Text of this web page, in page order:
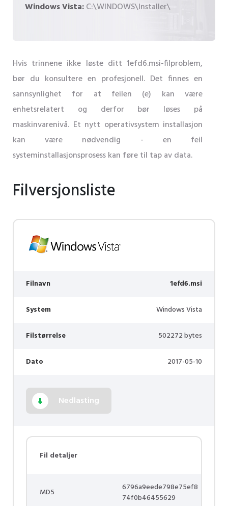
Windows Vista:C:\WINDOWS\Installer\
Hvis trinnene ikke løste ditt 1efd6.msi-filproblem,
bør du konsultere en profesjonell. Det finnes en
sannsynlighet for at feilen (e) kan være
enhetsrelatert og derfor bør løses på
maskinvarenivå. Et nytt operativsystem installasjon
kan være nødvendig - en feil
systeminstallasjonsprosess kan føre til tap av data.
Filversjonsliste
Filnavn 1efd6.msi
System Windows Vista
Filstørrelse 502272 bytes
Dato 2017-05-10
Nedlasting
Fil detaljer
MD5
6796a9eede798e75ef8
74f0b46455629